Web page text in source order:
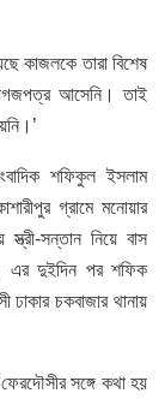
কাজলকে তারা বিশেষ
আসেনি। তাই
শফিকুল ইসলাম
গ্রামে মনোয়ার
সন্তান নিয়ে বাস
এর দুইদিন পর শফিক
ঢাকার চকবাজার থানায়
সঙ্গে কথা হয়